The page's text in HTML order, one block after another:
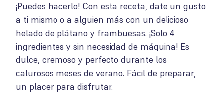
¡Puedes hacerlo! Con esta receta, date un gusto
a ti mismo o a alguien más con un delicioso
helado de plátano y frambuesas. ¡Solo 4
ingredientes y sin necesidad de máquina! Es
dulce, cremoso y perfecto durante los
calurosos meses de verano. Fácil de preparar,
un placer para disfrutar.